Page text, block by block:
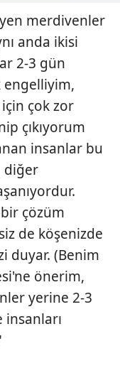
merdivenler
anda ikisi
2-3 gün
engelliyim,
çok zor
çıkıyorum
insanlar bu
diğer
çözüm
de köşenizde
duyar. (Benim
önerim,
yerine 2-3